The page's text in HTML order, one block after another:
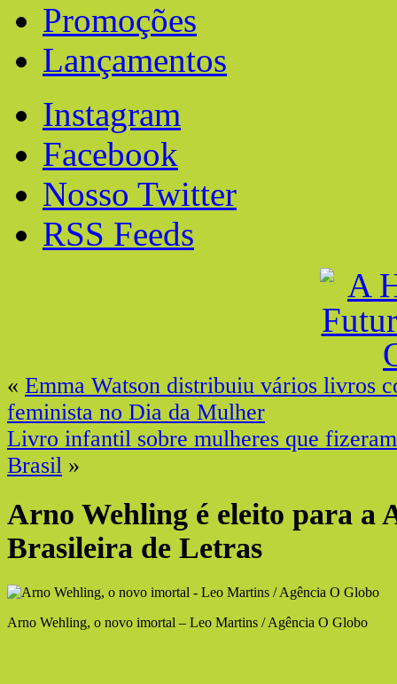
Promoções
Lançamentos
Instagram
Facebook
Nosso Twitter
RSS Feeds
« Emma Watson distribuiu vários livros
feminista no Dia da Mulher
Livro infantil sobre mulheres que
Brasil »
Arno Wehling é eleito para a
Brasileira de Letras
Arno Wehling, o novo imortal – Leo Martins / Agência O Globo